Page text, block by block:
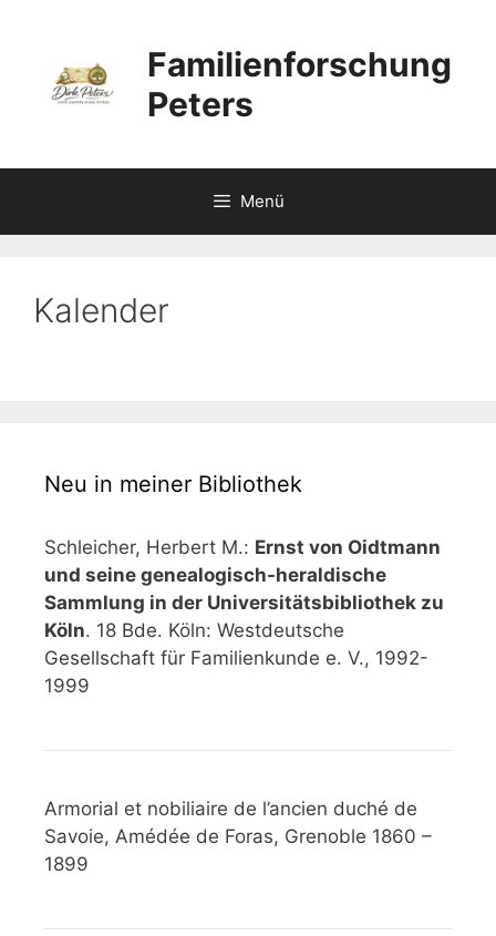
springen
Familienforschung
Peters
Menü
Kalender
Neu in meiner Bibliothek
Schleicher, Herbert M.: Ernst von Oidtmann
und seine genealogisch-heraldische
Sammlung in der Universitätsbibliothek zu
Köln. 18 Bde. Köln: Westdeutsche
Gesellschaft für Familienkunde e. V., 1992-
1999
Armorial et nobiliaire de l’ancien duché de
Savoie, Amédée de Foras, Grenoble 1860 –
1899